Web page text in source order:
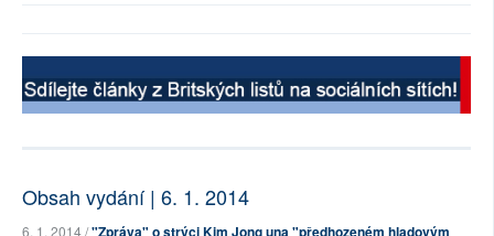
Obsah vydání | 6. 1. 2014
6. 1. 2014 /"Zpráva" o strýci Kim Jong una "předhozeném hladovým